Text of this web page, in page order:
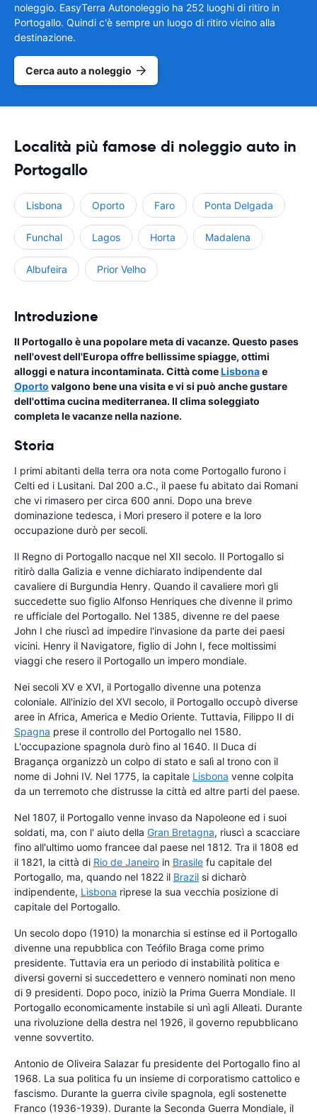
noleggio. EasyTerra Autonoleggio ha 252 luoghi di ritiro in
Portogallo. Quindi c'è sempre un luogo di ritiro vicino alla
destinazione.
Cerca auto a noleggio
Località più famose di noleggio auto in
Portogallo
Lisbona Oporto Faro Ponta Delgada
Funchal Lagos Horta Madalena
Albufeira Prior Velho
Introduzione
Il Portogallo è una popolare meta di vacanze. Questo pases
nell'ovest dell'Europa offre bellissime spiagge, ottimi
alloggi e natura incontaminata. Città comeLisbonae
Oporto valgono bene una visita e vi si può anche gustare
dell'ottima cucina mediterranea. Il clima soleggiato
completa le vacanze nella nazione.
Storia
I primi abitanti della terra ora nota come Portogallo furono i
Celti ed i Lusitani. Dal 200 a.C., il paese fu abitato dai Romani
che vi rimasero per circa 600 anni. Dopo una breve
dominazione tedesca, i Mori presero il potere e la loro
occupazione durò per secoli.
Il Regno di Portogallo nacque nel XII secolo. Il Portogallo si
ritirò dalla Galizia e venne dichiarato indipendente dal
cavaliere di Burgundia Henry. Quando il cavaliere morì gli
succedette suo figlio Alfonso Henriques che divenne il primo
re ufficiale del Portogallo. Nel 1385, divenne re del paese
John I che riuscì ad impedire l'invasione da parte dei paesi
vicini. Henry il Navigatore, figlio di John I, fece moltissimi
viaggi che resero il Portogallo un impero mondiale.
Nei secoli XV e XVI, il Portogallo divenne una potenza
coloniale. All'inizio del XVI secolo, il Portogallo occupò diverse
aree in Africa, America e Medio Oriente. Tuttavia, Filippo II di
Spagna prese il controllo del Portogallo nel 1580.
L'occupazione spagnola durò fino al 1640. Il Duca di
Bragança organizzò un colpo di stato e salì al trono con il
nome di Johni IV. Nel 1775, la capitale Lisbona venne colpita
da un terremoto che distrusse la città ed altre parti del paese.
Nel 1807, il Portogallo venne invaso da Napoleone ed i suoi
soldati, ma, con l' aiuto della Gran Bretagna, riuscì a scacciare
fino all'ultimo uomo francee dal paese nel 1812. Tra il 1808 ed
il 1821, la città di Rio de Janeiro in Brasile fu capitale del
Portogallo, ma, quando nel 1822 il Brazil si dicharò
indipendente, Lisbona riprese la sua vecchia posizione di
capitale del Portogallo.
Un secolo dopo (1910) la monarchia si estinse ed il Portogallo
divenne una repubblica con Teófilo Braga come primo
presidente. Tuttavia era un periodo di instabilità politica e
diversi governi si succedettero e vennero nominati non meno
di 9 presidenti. Dopo poco, iniziò la Prima Guerra Mondiale. Il
Portogallo economicamente instabile si unì agli Alleati. Durante
una rivoluzione della destra nel 1926, il governo repubblicano
venne sovvertito.
Antonio de Oliveira Salazar fu presidente del Portogallo fino al
1968. La sua politica fu un insieme di corporatismo cattolico e
fascismo. Durante la guerra civile spagnola, egli sostenette
Franco (1936-1939). Durante la Seconda Guerra Mondiale, il